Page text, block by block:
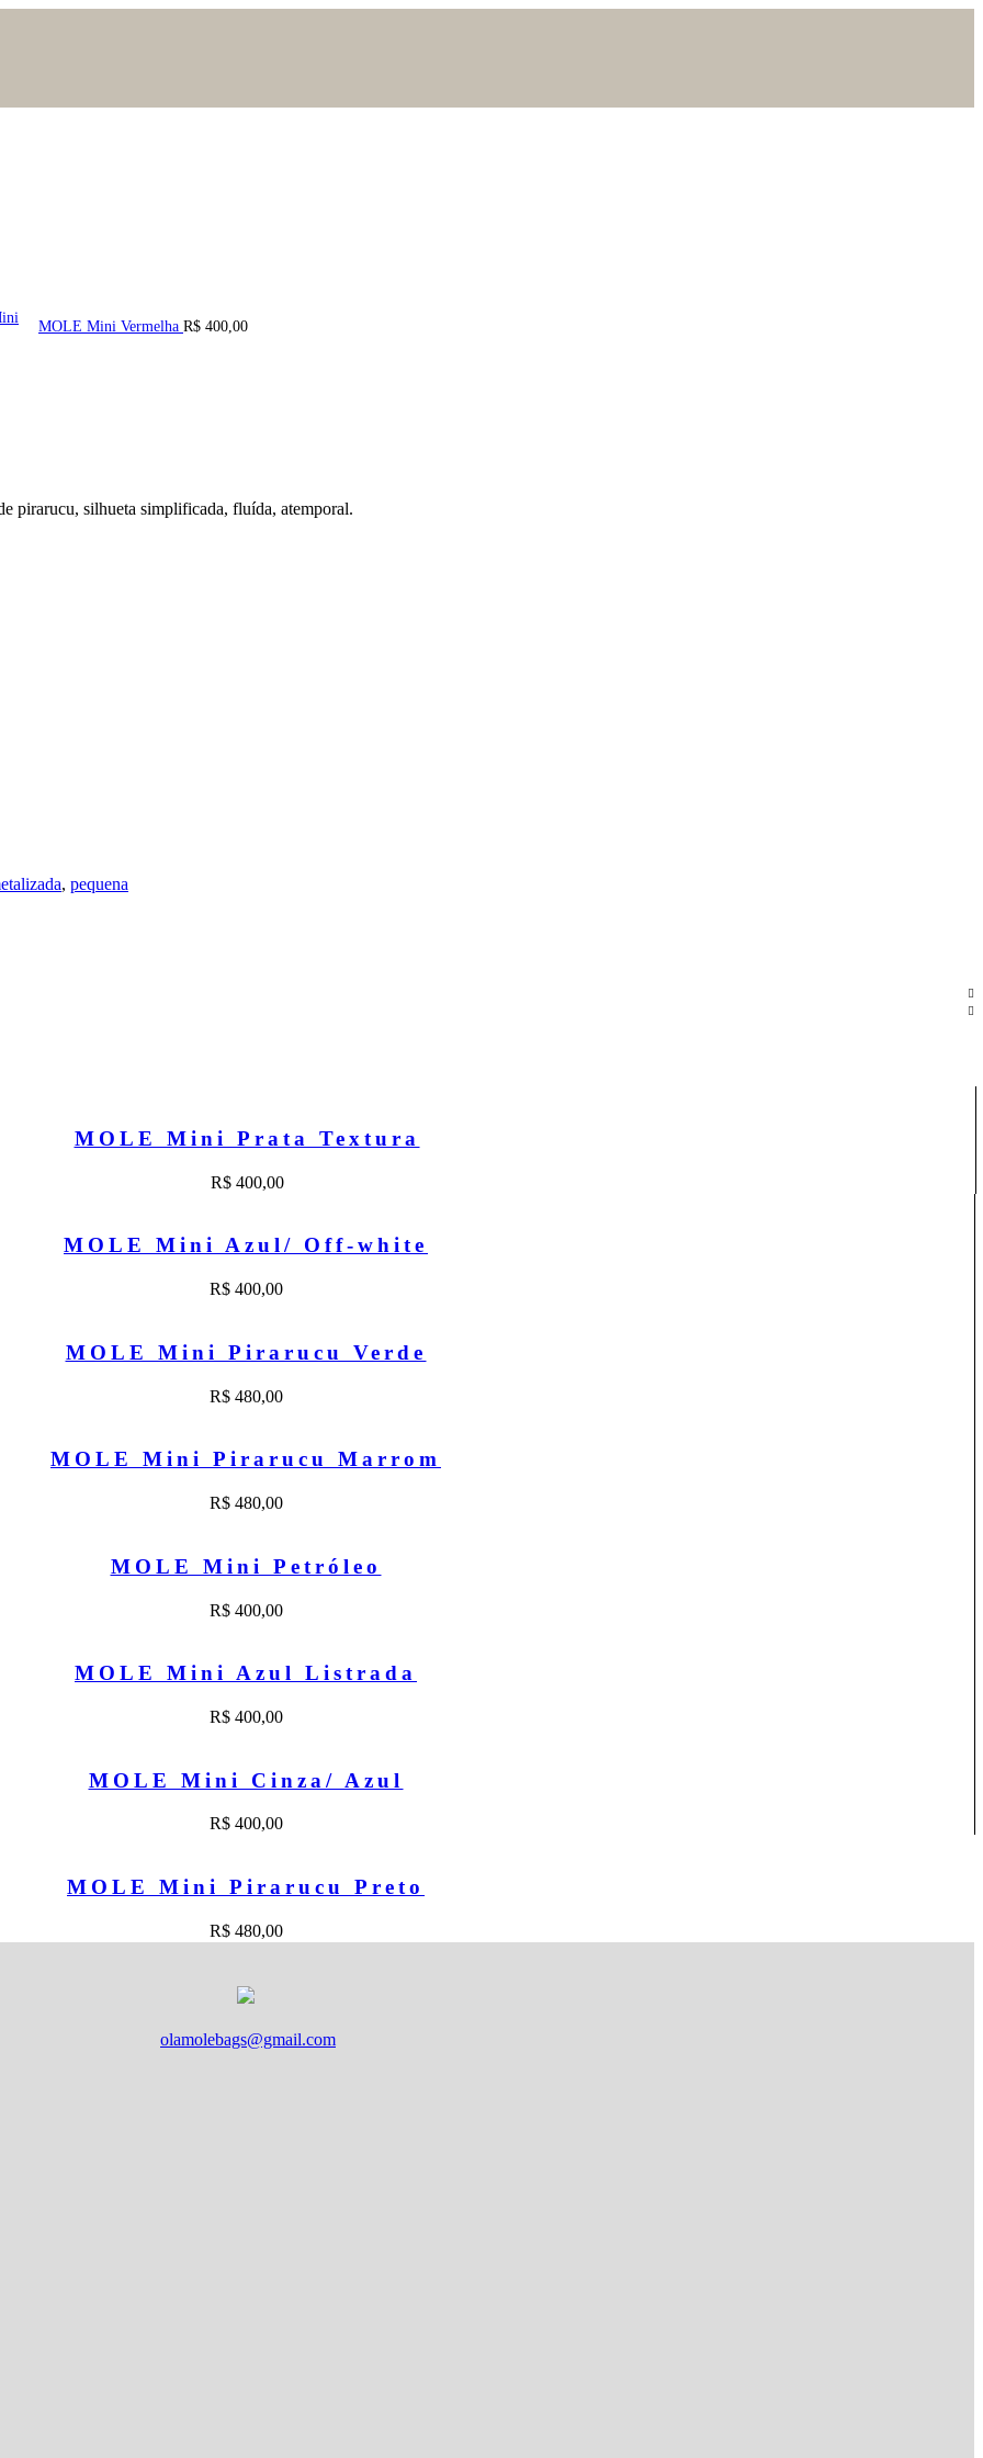
MOLE Mini Vermelha R$ 400,00
pirarucu, silhueta simplificada, fluída, atemporal.
, pequena
MOLE Mini Prata Textura
R$400,00
MOLE Mini Azul/ Off-white
R$400,00
MOLE Mini Pirarucu Verde
R$480,00
MOLE Mini Pirarucu Marrom
R$480,00
MOLE Mini Petróleo
R$400,00
MOLE Mini Azul Listrada
R$400,00
MOLE Mini Cinza/ Azul
R$400,00
MOLE Mini Pirarucu Preto
R$480,00
olamolebags@gmail.com